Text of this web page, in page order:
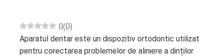
0(0)
Aparatul dentar este un dispozitiv ortodontic utilizat
pentru corectarea problemelor de aliniere a dinților